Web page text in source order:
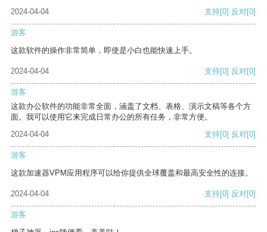
2024-04-04 支持[0] 反对[0]
游客
这款软件的操作非常简单，即使是小白也能快速上手。
2024-04-04 支持[0] 反对[0]
游客
这款办公软件的功能非常全面，涵盖了文档、表格、演示文稿等各个方
面。我可以使用它来完成日常办公的所有任务，非常方便。
2024-04-04
支持[0] 反对[0]
游客
这款加速器VPM应用程序可以给你提供全球覆盖和最高安全性的连接。
2024-04-04 支持[0] 反对[0]
游客